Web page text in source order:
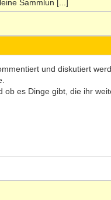
Sammlun [...]
und diskutiert
es Dinge gibt, die ihr